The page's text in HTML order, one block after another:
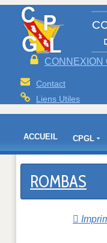
CONNEXION
Contact
Liens Utiles
ACCUEIL CPGL
ROMBAS